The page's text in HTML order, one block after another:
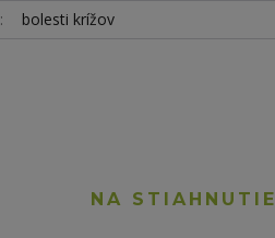
bolesti krížov
NA STIAHNUTIE